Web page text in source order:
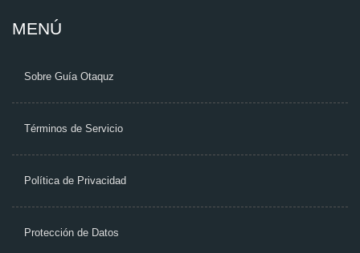
MENÚ
Sobre Guía Otaquz
Términos de Servicio
Política de Privacidad
Protección de Datos